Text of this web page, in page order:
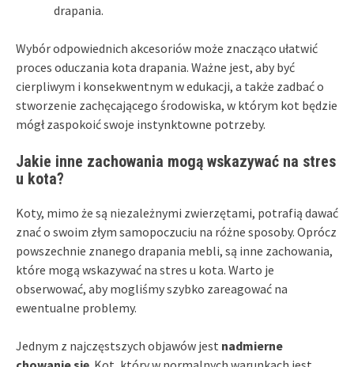
drapania.
Wybór odpowiednich akcesoriów może znacząco ułatwić
proces oduczania kota drapania. Ważne jest, aby być
cierpliwym i konsekwentnym w edukacji, a także zadbać o
stworzenie zachęcającego środowiska, w którym kot będzie
mógł zaspokoić swoje instynktowne potrzeby.
Jakie inne zachowania mogą wskazywać na stres
u kota?
Koty, mimo że są niezależnymi zwierzętami, potrafią dawać
znać o swoim złym samopoczuciu na różne sposoby. Oprócz
powszechnie znanego drapania mebli, są inne zachowania,
które mogą wskazywać na stres u kota. Warto je
obserwować, aby mogliśmy szybko zareagować na
ewentualne problemy.
Jednym z najczęstszych objawów jest nadmierne